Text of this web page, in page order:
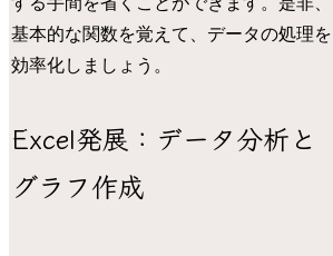
基本的な関数を覚えて、データの処理を
効率化しましょう。
Excel発展：データ分析と
グラフ作成